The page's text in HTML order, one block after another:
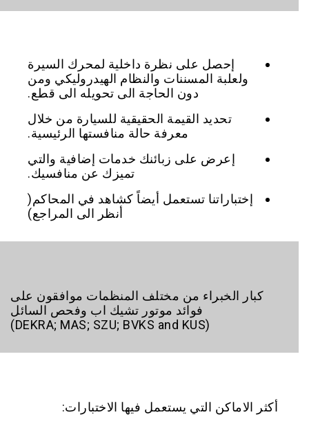
إحصل على نظرة داخلية لمحرك السيرة
ولعلبة المسننات والنظام الهيدروليكي ومن
دون الحاجة الى تحويله الى قطع.
تحديد القيمة الحقيقية للسيارة من خلال
معرفة حالة منافستها الرئيسية.
إعرض على زبائنك خدمات إضافية والتي
تميزك عن منافسيك.
إختباراتنا تستعمل أيضاً كشاهد في المحاكم(
أنظر الى المراجع)
كبار الخبراء من مختلف المنظمات موافقون على
فوائد موتور تشيك اب وفحص السائل
(DEKRA; MAS; SZU; BVKS and KUS)
أكثر الاماكن التي يستعمل فيها الاختبارات: